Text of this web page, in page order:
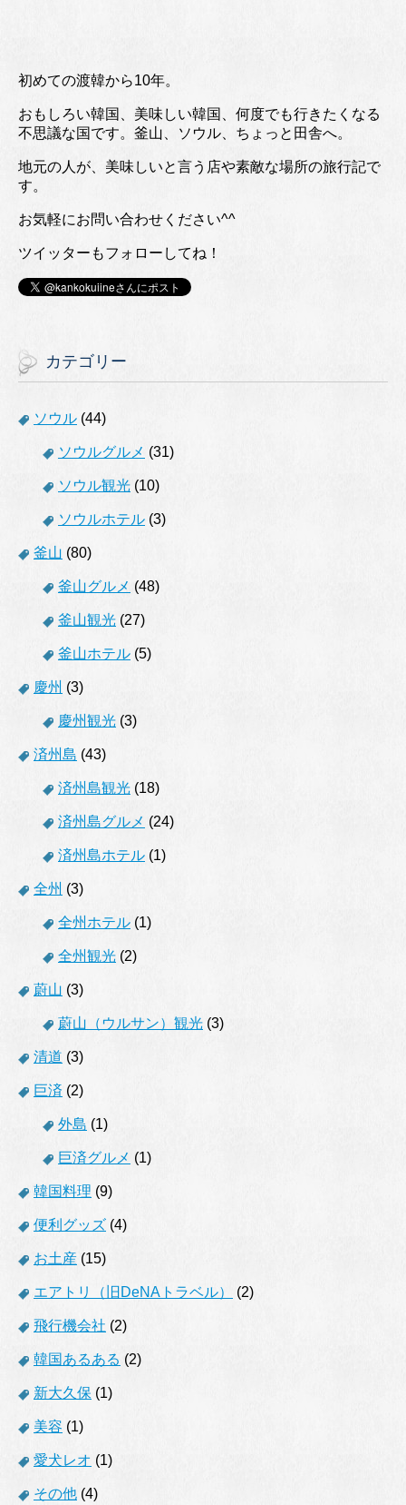
初めての渡韓から10年。
おもしろい韓国、美味しい韓国、何度でも行きたくなる
不思議な国です。釜山、ソウル、ちょっと田舎へ。
地元の人が、美味しいと言う店や素敵な場所の旅行記で
す。
お気軽にお問い合わせください^^
ツイッターもフォローしてね！
カテゴリー
ソウル (44)
ソウルグルメ (31)
ソウル観光 (10)
ソウルホテル (3)
釜山 (80)
釜山グルメ (48)
釜山観光 (27)
釜山ホテル (5)
慶州 (3)
慶州観光 (3)
済州島 (43)
済州島観光 (18)
済州島グルメ (24)
済州島ホテル (1)
全州 (3)
全州ホテル (1)
全州観光 (2)
蔚山 (3)
蔚山（ウルサン）観光 (3)
清道 (3)
巨済 (2)
外島 (1)
巨済グルメ (1)
韓国料理 (9)
便利グッズ (4)
お土産 (15)
エアトリ（旧DeNAトラベル） (2)
飛行機会社 (2)
韓国あるある (2)
新大久保 (1)
美容 (1)
愛犬レオ (1)
その他 (4)